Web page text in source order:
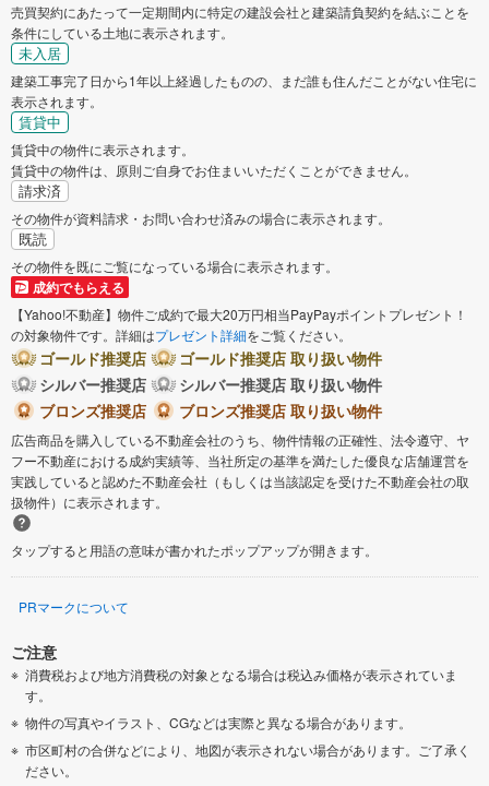
売買契約にあたって一定期間内に特定の建設会社と建築請負契約を結ぶことを
条件にしている土地に表示されます。
未入居
建築工事完了日から1年以上経過したものの、まだ誰も住んだことがない住宅に
表示されます。
賃貸中
賃貸中の物件に表示されます。
賃貸中の物件は、原則ご自身でお住まいいただくことができません。
請求済
その物件が資料請求・お問い合わせ済みの場合に表示されます。
既読
その物件を既にご覧になっている場合に表示されます。
成約でもらえる
【Yahoo!不動産】物件ご成約で最大20万円相当PayPayポイントプレゼント！
の対象物件です。詳細はプレゼント詳細をご覧ください。
ゴールド推奨店
ゴールド推奨店 取り扱い物件
シルバー推奨店
シルバー推奨店 取り扱い物件
ブロンズ推奨店
ブロンズ推奨店 取り扱い物件
広告商品を購入している不動産会社のうち、物件情報の正確性、法令遵守、ヤ
フー不動産における成約実績等、当社所定の基準を満たした優良な店舗運営を
実践していると認めた不動産会社（もしくは当該認定を受けた不動産会社の取
扱物件）に表示されます。
タップすると用語の意味が書かれたポップアップが開きます。
PRマークについて
ご注意
消費税および地方消費税の対象となる場合は税込み価格が表示されていま
す。
物件の写真やイラスト、CGなどは実際と異なる場合があります。
市区町村の合併などにより、地図が表示されない場合があります。ご了承く
ださい。